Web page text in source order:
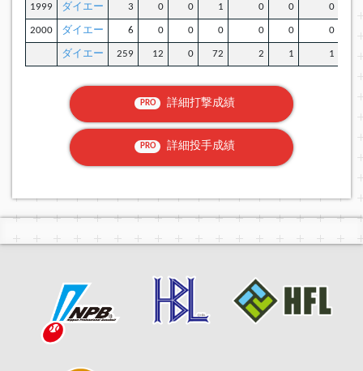
1999 ダイエー 3 0 0 1 0 0 0
2000 ダイエー 6 0 0 0 0 0 0
ダイエー 259 12 0 72 2 1 1
PRO 詳細打撃成績
PRO 詳細投手成績